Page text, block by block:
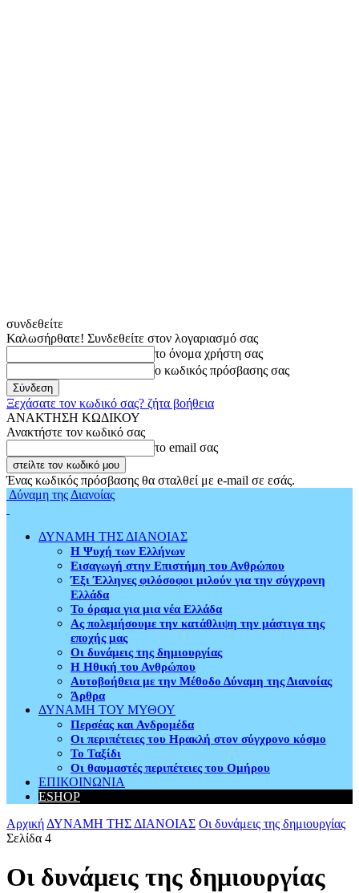
συνδεθείτε
Καλωσήρθατε! Συνδεθείτε στον λογαριασμό σας
το όνομα χρήστη σας
ο κωδικός πρόσβασης σας
Ξεχάσατε τον κωδικό σας? ζήτα βοήθεια
ΑΝΑΚΤΗΣΗ ΚΩΔΙΚΟΥ
Ανακτήστε τον κωδικό σας
το email σας
Ένας κωδικός πρόσβασης θα σταλθεί με e-mail σε εσάς.
Δύναμη της Διανοίας
ΔΥΝΑΜΗ ΤΗΣ ΔΙΑΝΟΙΑΣ
Η Ψυχή των Ελλήνων
Εισαγωγή στην Επιστήμη του Ανθρώπου
Έξι Έλληνες φιλόσοφοι μιλούν για την σύγχρονη
Ελλάδα
Το όραμα για μια νέα Ελλάδα
Ας πολεμήσουμε την κατάθλιψη την μάστιγα της
εποχής μας
Οι δυνάμεις της δημιουργίας
Η Ηθική του Ανθρώπου
Αυτοβοήθεια με την Μέθοδο Δύναμη της Διανοίας
Άρθρα
ΔΥΝΑΜΗ ΤΟΥ ΜΥΘΟΥ
Περσέας και Ανδρομέδα
Οι περιπέτειες του Ηρακλή στον σύγχρονο κόσμο
Το Ταξίδι
Οι θαυμαστές περιπέτειες του Ομήρου
ΕΠΙΚΟΙΝΩΝΙΑ
ESHOP
Αρχική ΔΥΝΑΜΗ ΤΗΣ ΔΙΑΝΟΙΑΣ Οι δυνάμεις της δημιουργίας
Σελίδα 4
Οι δυνάμεις της δημιουργίας